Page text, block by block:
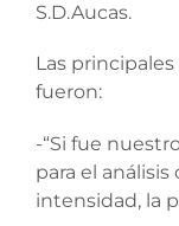
S.D.Aucas.
Las
fueron:
-“Si fue
para el
intensidad, la